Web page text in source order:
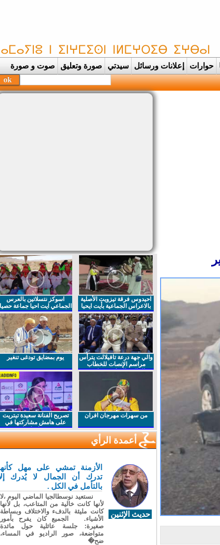
حوارات إعلانات ورسائل سيدتي صورة وتعليق صوت و صورة
احيدوس فرقة تيزويت الأصلية
بالاعراس الجماعية بأيت ايحيا
اسوكز نتسلاتين بالعرس
الجماعي ايت احيا جماعة حصيا
والي جهة درعة تافيلالت يترأس
مراسم الإنصات للخطاب
الملكي السامي بمناسبة
يوم بمضايق تودغى تنغير
من سهرات مهرجان افران
تصريح الفنانة سعيدة تيتريت
على هامش مشاركتها في
مهرجان افران
أعمدة الرأي
حديث الإثنين
الأزمنة تمشي على مهل كأنها
تدرك أن الجمال لا يُدرك إلا
بالتأمل في الكل .
نستعيد نوسطالجيا الماضي اليوم ،لا
لأنها كانت خالية من المتاعب، بل لأنها
كانت مليئة بالدفء والاختلاف وبساطة
الأشياء. الجميع كان يفرح بأمور
صغيرة: جلسة عائلية حول مائدة
متواضعة، صور الراديو في المساء،
ضح�